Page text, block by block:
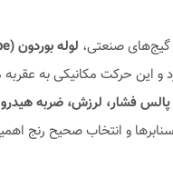
گیج‌های صنعتی، لوله بوردون (Bourdon Tube)
و این حرکت مکانیکی به
پالس فشار، لرزش، ضربه
و انتخاب صحیح رنج